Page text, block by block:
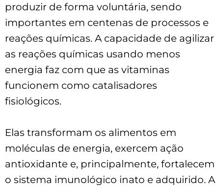
produzir de forma voluntária, sendo
importantes em centenas de processos e
reações químicas. A capacidade de agilizar
as reações químicas usando menos
energia faz com que as vitaminas
funcionem como catalisadores
fisiológicos.
Elas transformam os alimentos em
moléculas de energia, exercem ação
antioxidante e, principalmente, fortalecem
o sistema imunológico inato e adquirido. A